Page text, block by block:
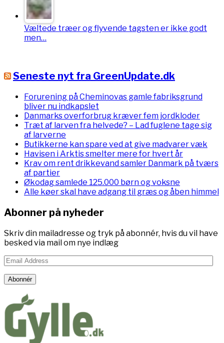
Væltede træer og flyvende tagsten er ikke godt
men…
Seneste nyt fra GreenUpdate.dk
Forurening på Cheminovas gamle fabriksgrund
bliver nu indkapslet
Danmarks overforbrug kræver fem jordkloder
Træt af larven fra helvede? – Lad fuglene tage sig
af larverne
Butikkerne kan spare ved at give madvarer væk
Havisen i Arktis smelter mere for hvert år
Krav om rent drikkevand samler Danmark på tværs
af partier
Økodag samlede 125.000 børn og voksne
Alle køer skal have adgang til græs og åben himmel
Abonner på nyheder
Skriv din mailadresse og tryk på abonnér, hvis du vil have
besked via mail om nye indlæg
Email
Address
Abonnér